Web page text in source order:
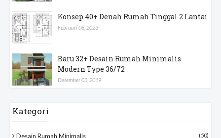
Konsep 40+ Denah Rumah Tinggal 2 Lantai
Februari 08, 2023
Baru 32+ Desain Rumah Minimalis
Modern Type 36/72
Desember 03, 2019
Kategori
Desain Rumah Minimalis (50)